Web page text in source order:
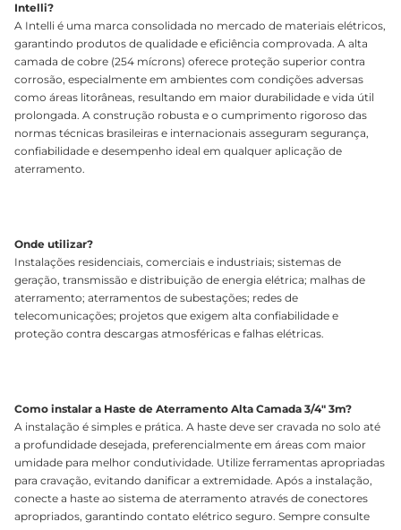
Intelli?
A Intelli é uma marca consolidada no mercado de materiais elétricos,
garantindo produtos de qualidade e eficiência comprovada. A alta
camada de cobre (254 mícrons) oferece proteção superior contra
corrosão, especialmente em ambientes com condições adversas
como áreas litorâneas, resultando em maior durabilidade e vida útil
prolongada. A construção robusta e o cumprimento rigoroso das
normas técnicas brasileiras e internacionais asseguram segurança,
confiabilidade e desempenho ideal em qualquer aplicação de
aterramento.
Onde utilizar?
Instalações residenciais, comerciais e industriais; sistemas de
geração, transmissão e distribuição de energia elétrica; malhas de
aterramento; aterramentos de subestações; redes de
telecomunicações; projetos que exigem alta confiabilidade e
proteção contra descargas atmosféricas e falhas elétricas.
Como instalar a Haste de Aterramento Alta Camada 3/4" 3m?
A instalação é simples e prática. A haste deve ser cravada no solo até
a profundidade desejada, preferencialmente em áreas com maior
umidade para melhor condutividade. Utilize ferramentas apropriadas
para cravação, evitando danificar a extremidade. Após a instalação,
conecte a haste ao sistema de aterramento através de conectores
apropriados, garantindo contato elétrico seguro. Sempre consulte